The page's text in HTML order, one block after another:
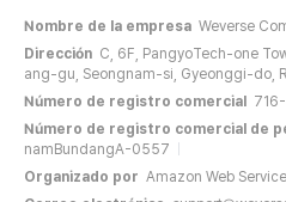
Nombre de la empresa Weverse
Dirección C, 6F, PangyoTech-one
ang-gu, Seongnam-si, Gyeonggi-do,
Número de registro comercial
Número de registro comercial de
namBundangA-0557
Organizado por Amazon Web